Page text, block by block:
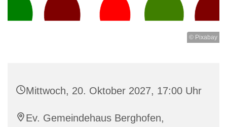
© Pixabay
Mittwoch, 20. Oktober 2027, 17:00 Uhr
Ev. Gemeindehaus Berghofen,